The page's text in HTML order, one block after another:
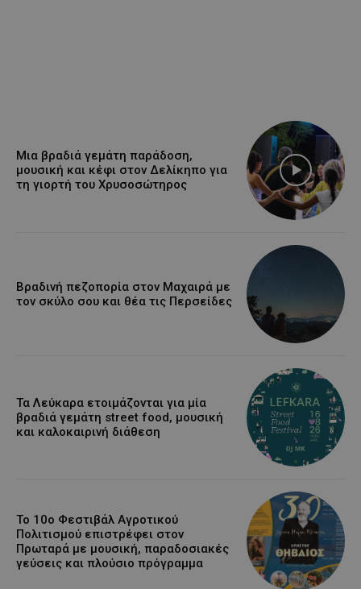
Μια βραδιά γεμάτη παράδοση,
μουσική και κέφι στον Δελίκηπο για
τη γιορτή του Χρυσοσώτηρος
Βραδινή πεζοπορία στον Μαχαιρά με
τον σκύλο σου και θέα τις Περσείδες
Τα Λεύκαρα ετοιμάζονται για μία
βραδιά γεμάτη street food, μουσική
και καλοκαιρινή διάθεση
Το 10ο Φεστιβάλ Αγροτικού
Πολιτισμού επιστρέφει στον
Πρωταρά με μουσική, παραδοσιακές
γεύσεις και πλούσιο πρόγραμμα